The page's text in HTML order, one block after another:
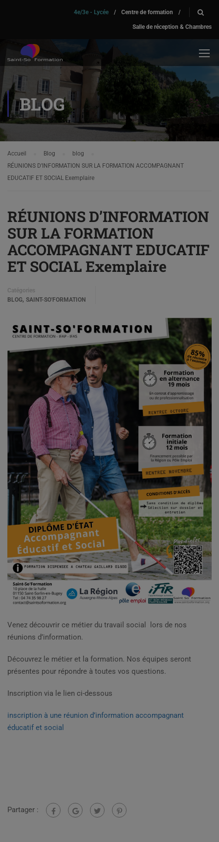
4e/3e - Lycée / Centre de formation /
Salle de réception & Chambres
BLOG
Accueil Blog
blog
RÉUNIONS D’INFORMATION SUR LA FORMATION ACCOMPAGNANT
EDUCATIF ET SOCIAL Exemplaire
RÉUNIONS D’INFORMATION
SUR LA FORMATION
ACCOMPAGNANT EDUCATIF
ET SOCIAL Exemplaire
Catégories
BLOG, SAINT-SO'FORMATION
Venez découvrir ce métier du travail social lors de nos
réunions d’information.
Découvrez le métier et la formation. Nos équipes seront
présentes pour répondre à toutes vos questions.
Inscription via le lien ci-dessous
inscription à une réunion d’information accompagnant
éducatif et social
Partager :